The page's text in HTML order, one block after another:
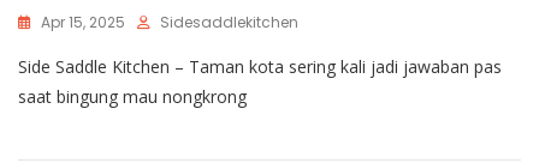
Apr 15, 2025 Sidesaddlekitchen
Side Saddle Kitchen – Taman kota sering kali jadi jawaban pas
saat bingung mau nongkrong